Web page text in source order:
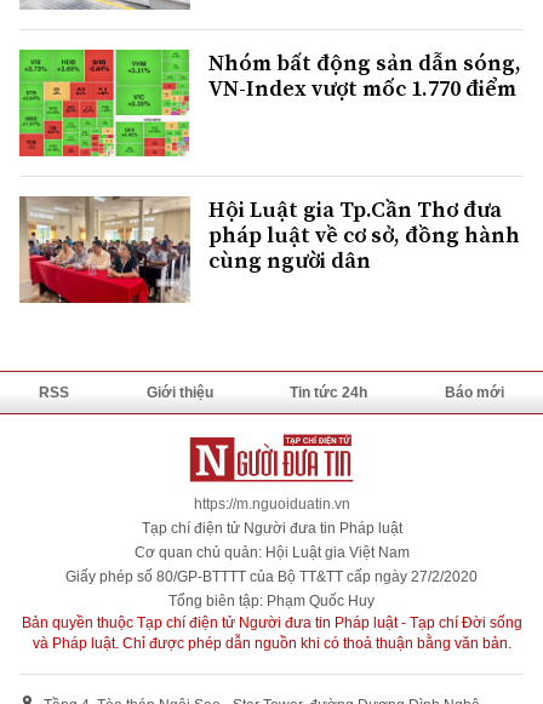
Nhóm bất động sản dẫn sóng,
VN-Index vượt mốc 1.770 điểm
Hội Luật gia Tp.Cần Thơ đưa
pháp luật về cơ sở, đồng hành
cùng người dân
RSS Giới thiệu Tin tức 24h Báo mới
https://m.nguoiduatin.vn
Tạp chí điện tử Người đưa tin Pháp luật
Cơ quan chủ quản: Hội Luật gia Việt Nam
Giấy phép số 80/GP-BTTTT của Bộ TT&TT cấp ngày 27/2/2020
Tổng biên tập: Phạm Quốc Huy
Bản quyền thuộc Tạp chí điện tử Người đưa tin Pháp luật - Tạp chí Đời sống
và Pháp luật. Chỉ được phép dẫn nguồn khi có thoả thuận bằng văn bản.